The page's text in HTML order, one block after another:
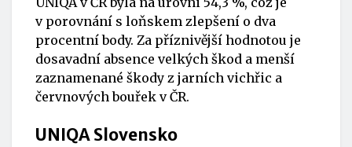
v porovnání s loňskem zlepšení o dva
procentní body. Za příznivější hodnotou je
dosavadní absence velkých škod a menší
zaznamenané škody z jarních vichřic a
červnových bouřek v ČR.
UNIQA Slovensko